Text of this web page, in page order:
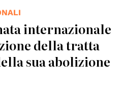
internazionale
della tratta
sua abolizione